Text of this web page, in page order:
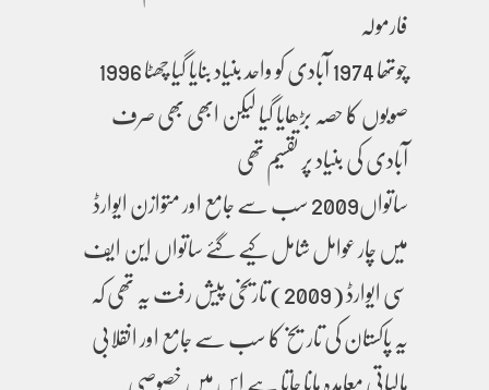
فارمولہ
چوتھا 1974 آبادی کو واحد بنیاد بنایا گیا چھٹا 1996
صوبوں کا حصہ بڑھایا گیا لیکن ابھی بھی صرف
آبادی کی بنیاد پر تقسیم تھی
ساتواں2009 سب سے جامع اور متوازن ایوارڈ
میں چار عوامل شامل کیے گئے ساتواں این ایف
سی ایوارڈ (2009) تاریخی پیش رفت یہ تھی کہ
یہ پاکستان کی تاریخ کا سب سے جامع اور انقلابی